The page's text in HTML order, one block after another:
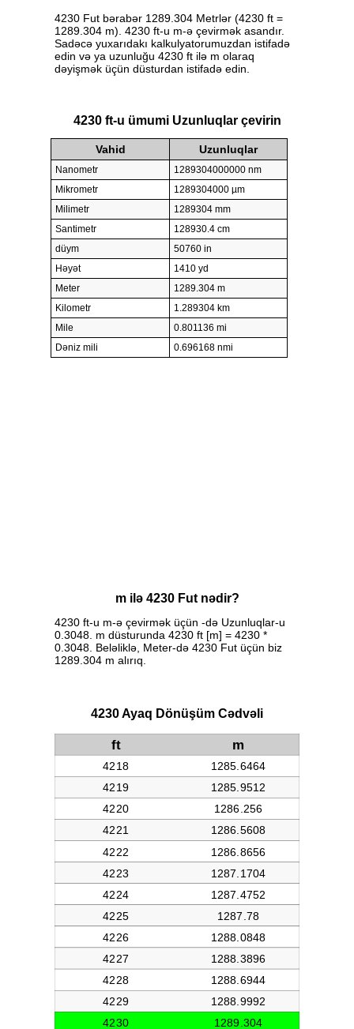
4230 Fut bərabər 1289.304 Metrlər (4230 ft =
1289.304 m). 4230 ft-u m-ə çevirmək asandır.
Sadəcə yuxarıdakı kalkulyatorumuzdan istifadə
edin və ya uzunluğu 4230 ft ilə m olaraq
dəyişmək üçün düsturdan istifadə edin.
4230 ft-u ümumi Uzunluqlar çevirin
Vahid Uzunluqlar
Nanometr
1289304000000 nm
Mikrometr
1289304000 µm
Milimetr
1289304 mm
Santimetr
128930.4 cm
düym
50760 in
Həyət
1410 yd
Meter
1289.304 m
Kilometr
1.289304 km
Mile
0.801136 mi
Dəniz mili
0.696168 nmi
m ilə 4230 Fut nədir?
4230 ft-u m-ə çevirmək üçün -də Uzunluqlar-u
0.3048. m düsturunda 4230 ft [m] = 4230 *
0.3048. Beləliklə, Meter-də 4230 Fut üçün biz
1289.304 m alırıq.
4230 Ayaq Dönüşüm Cədvəli